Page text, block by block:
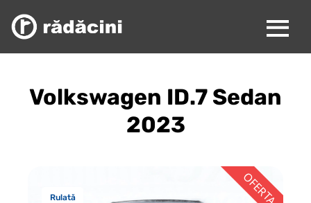
Volkswagen ID.7 Sedan
2023
Rulată